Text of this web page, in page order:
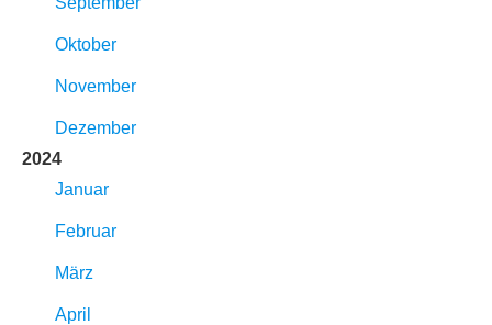
Oktober
November
Dezember
2024
Januar
Februar
März
April